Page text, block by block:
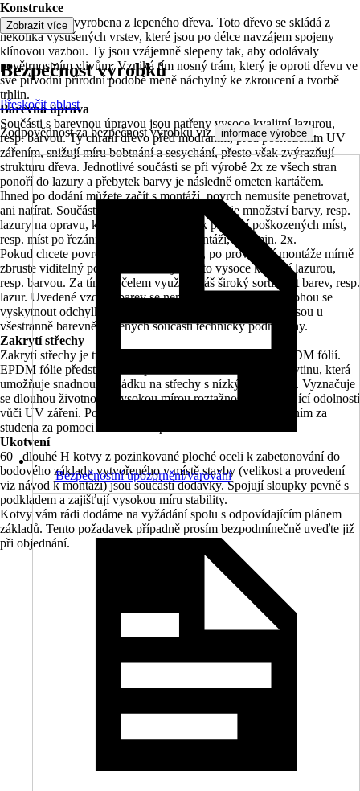
Konstrukce
Konstrukce je vyrobena z lepeného dřeva. Toto dřevo se skládá z
několika vysušených vrstev, které jsou po délce navzájem spojeny
klínovou vazbou. Ty jsou vzájemně slepeny tak, aby odolávaly
povětrnostním vlivům. Vzniká tím nosný trám, který je oproti dřevu ve
své původní přírodní podobě méně náchylný ke zkroucení a tvorbě
trhlin.
Barevná úprava
Součásti s barevnou úpravou jsou natřeny vysoce kvalitní lazurou,
resp. barvou. Ty chrání dřevo před modráním, před poškozením UV
zářením, snižují míru bobtnání a sesychání, přesto však zvýrazňují
strukturu dřeva. Jednotlivé součásti se při výrobě 2x ze všech stran
ponoří do lazury a přebytek barvy je následně ometen kartáčem.
Ihned po dodání můžete začít s montáží, povrch nemusíte penetrovat,
ani natírat. Součástí každé stavebnicové sady je množství barvy, resp.
lazury na opravu, kterou můžete použít k přetření poškozených míst,
resp. míst po řezání a šroubování při montáži, a to min. 2x.
Pokud chcete povrch dále zdokonalovat, po provedení montáže mírně
zbruste viditelný povrch a natřete jej touto vysoce kvalitní lazurou,
resp. barvou. Za tímto účelem využijte náš široký sortiment barev, resp.
lazur. Uvedené vzorky barev se nemusí zcela shodovat, mohou se
vyskytnout odchylky v barevnosti. Stopy po usazeninách jsou u
všestranně barevně natřených součástí technicky podmíněny.
Zakrytí střechy
Zakrytí střechy je tvořeno 19 mm střešním bedněním s EPDM fólií.
EPDM fólie představuje bezpečnou a trvanlivou střešní krytinu, která
umožňuje snadnou pokládku na střechy s nízkým sklonem. Vyznačuje
se dlouhou životností, vysokou mírou roztažnosti a vynikající odolností
vůči UV záření. Pokládka se provádí v jednom kuse slepením za
studena za pomoci dodaného lepidla.
Ukotvení
60 dlouhé H kotvy z pozinkované ploché oceli k zabetonování do
bodového základu vytvořeného v místě stavby (velikost a provedení
viz návod k montáži) jsou součástí dodávky. Spojují sloupky pevně s
podkladem a zajišťují vysokou míru stability.
Kotvy vám rádi dodáme na vyžádání spolu s odpovídajícím plánem
základů. Tento požadavek případně prosím bezpodmínečně uveďte již
při objednání.
Zobrazit více
Bezpečnost výrobků
Přeskočit oblast
Zodpovědnost za bezpečnost výrobku viz informace výrobce .
Bezpečnostní upozornění/varování